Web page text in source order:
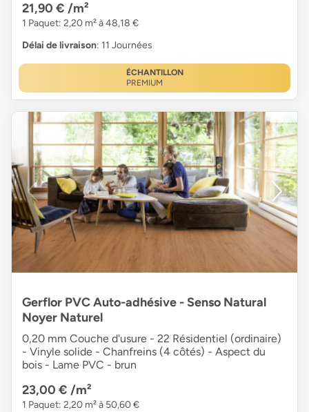
21,90 € /m²
1 Paquet: 2,20 m² à 48,18 €
Délai de livraison: 11 Journées
ÉCHANTILLON
PREMIUM
Gerflor PVC Auto-adhésive - Senso Natural
Noyer Naturel
0,20 mm Couche d'usure - 22 Résidentiel (ordinaire)
- Vinyle solide - Chanfreins (4 côtés) - Aspect du
bois - Lame PVC - brun
23,00 € /m²
1 Paquet: 2,20 m² à 50,60 €